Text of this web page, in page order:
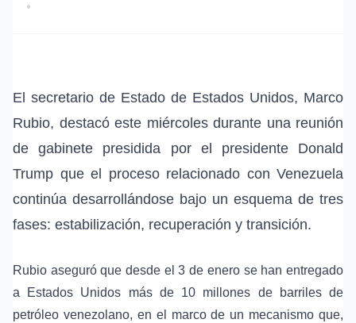
•
El secretario de Estado de Estados Unidos, Marco
Rubio, destacó este miércoles durante una reunión
de gabinete presidida por el presidente Donald
Trump que el proceso relacionado con Venezuela
continúa desarrollándose bajo un esquema de tres
fases: estabilización, recuperación y transición.
Rubio aseguró que desde el 3 de enero se han entregado
a Estados Unidos más de 10 millones de barriles de
petróleo venezolano, en el marco de un mecanismo que,